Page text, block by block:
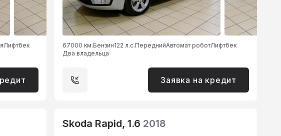
Лифтбек
67000 км.Бензин122 л.с.ПереднийАвтомат роботЛифтбек
Два владельца
Заявка на кредит
Skoda Rapid, 1.6 2018